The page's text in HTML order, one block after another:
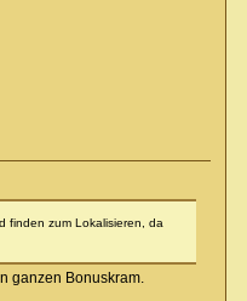
finden zum Lokalisieren, da
ganzen Bonuskram.